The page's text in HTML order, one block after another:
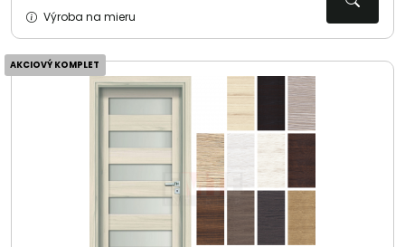
Výroba na mieru
AKCIOVÝ KOMPLET